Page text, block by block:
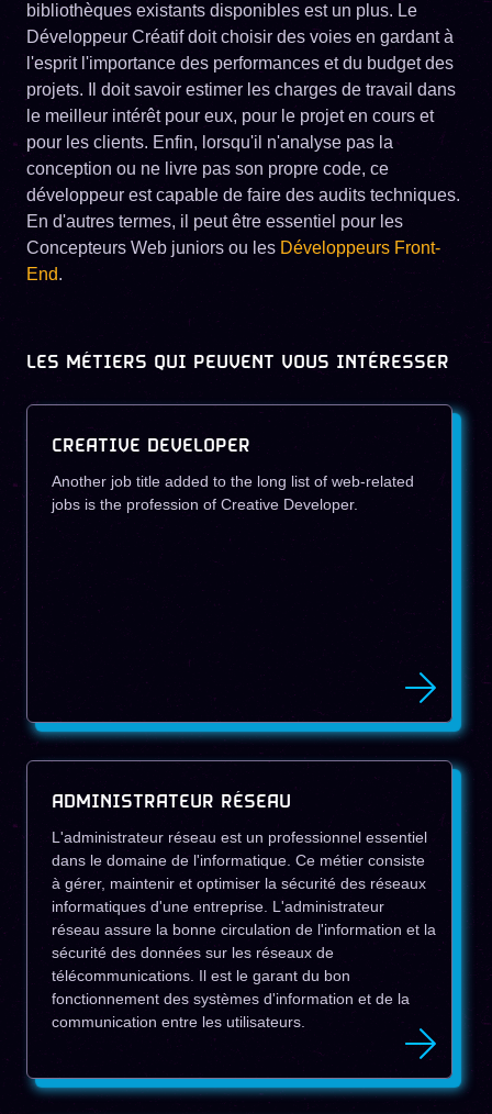
bibliothèques existants disponibles est un plus. Le
Développeur Créatif doit choisir des voies en gardant à
l'esprit l'importance des performances et du budget des
projets. Il doit savoir estimer les charges de travail dans
le meilleur intérêt pour eux, pour le projet en cours et
pour les clients. Enfin, lorsqu'il n'analyse pas la
conception ou ne livre pas son propre code, ce
développeur est capable de faire des audits techniques.
En d'autres termes, il peut être essentiel pour les
Concepteurs Web juniors ou les Développeurs Front-
End.
LES MÉTIERS QUI PEUVENT VOUS INTÉRESSER
CREATIVE DEVELOPER
Another job title added to the long list of web-related
jobs is the profession of Creative Developer.
ADMINISTRATEUR RÉSEAU
L'administrateur réseau est un professionnel essentiel
dans le domaine de l'informatique. Ce métier consiste
à gérer, maintenir et optimiser la sécurité des réseaux
informatiques d'une entreprise. L'administrateur
réseau assure la bonne circulation de l'information et la
sécurité des données sur les réseaux de
télécommunications. Il est le garant du bon
fonctionnement des systèmes d'information et de la
communication entre les utilisateurs.